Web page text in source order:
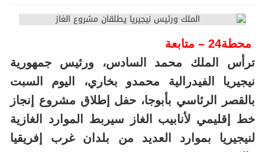
محطة24 – متابعة
ترأس الملك محمد السادس، ورئيس جمهورية
نيجيريا الفيدرالية محمدو بخاري، اليوم السبت
بالقصر الرئاسي بأبوجا، حفل إطلاق مشروع إنجاز
خط إقليمي لأنابيب الغاز سيربط الموارد الغازية
لنيجيريا بموارد العديد من بلدان غرب إفريقيا
والمغرب.